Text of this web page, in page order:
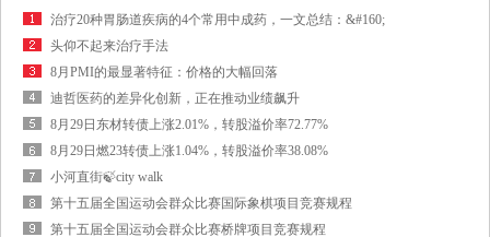
治疗20种胃肠道疾病的4个常用中成药，一文总结：&#160;
头仰不起来治疗手法
8月PMI的最显著特征：价格的大幅回落
迪哲医药的差异化创新，正在推动业绩飙升
8月29日东材转债上涨2.01%，转股溢价率72.77%
8月29日燃23转债上涨1.04%，转股溢价率38.08%
小河直街🍃city walk
第十五届全国运动会群众比赛国际象棋项目竞赛规程
第十五届全国运动会群众比赛桥牌项目竞赛规程